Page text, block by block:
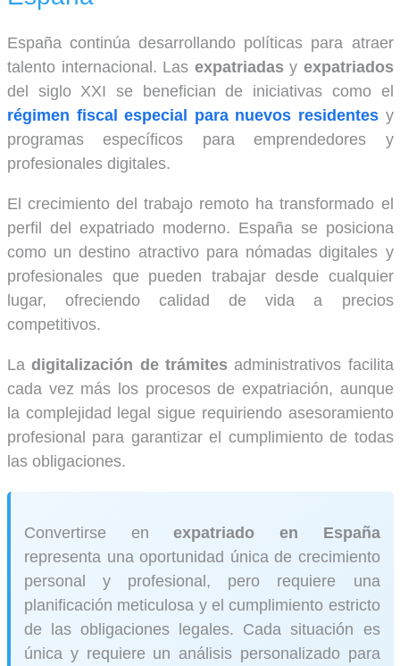
España continúa desarrollando políticas para atraer
talento internacional. Las expatriadas y expatriados
del siglo XXI se benefician de iniciativas como el
régimen fiscal especial para nuevos residentesy
programas específicos para emprendedores y
profesionales digitales.
El crecimiento del trabajo remoto ha transformado el
perfil del expatriado moderno. España se posiciona
como un destino atractivo para nómadas digitales y
profesionales que pueden trabajar desde cualquier
lugar, ofreciendo calidad de vida a precios
competitivos.
Ladigitalización de trámites administrativos facilita
cada vez más los procesos de expatriación, aunque
la complejidad legal sigue requiriendo asesoramiento
profesional para garantizar el cumplimiento de todas
las obligaciones.
Convertirse enexpatriado en España
representa una oportunidad única de crecimiento
personal y profesional, pero requiere una
planificación meticulosa y el cumplimiento estricto
de las obligaciones legales. Cada situación es
única y requiere un análisis personalizado para